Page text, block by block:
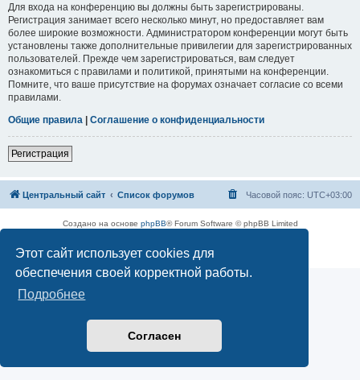
Этот сайт использует cookies для
обеспечения своей корректной работы.
Подробнее
Согласен
Для входа на конференцию вы должны быть зарегистрированы.
Регистрация занимает всего несколько минут, но предоставляет вам
более широкие возможности. Администратором конференции могут быть
установлены также дополнительные привилегии для зарегистрированных
пользователей. Прежде чем зарегистрироваться, вам следует
ознакомиться с правилами и политикой, принятыми на конференции.
Помните, что ваше присутствие на форумах означает согласие со всеми
правилами.
Общие правила | Соглашение о конфиденциальности
Регистрация
Центральный сайт Список форумов Часовой пояс: UTC+03:00
Создано на основе phpBB® Forum Software © phpBB Limited
Конфиденциальность|Правила